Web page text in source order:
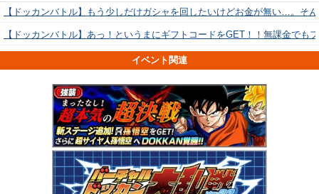
【ドッカンバトル】もう少しだけガシャを回したいけどお金が無い…。そ
【ドッカンバトル】あっ！というまにギフトコードをGET！！無課金でも
イベント関連